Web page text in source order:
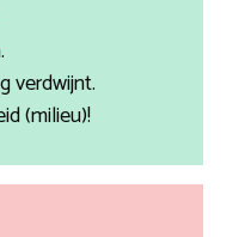
verdwijnt.
(milieu)!